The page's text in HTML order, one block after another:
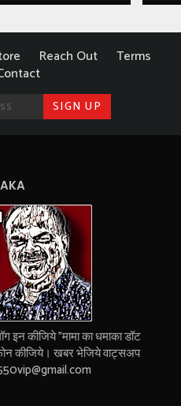
Reach Out
Terms
कीजिये "मामा का धमाका डॉट
कीजिये। खबर भेजिये वाट्सअप